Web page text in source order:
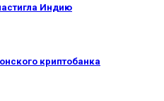
Индию
криптобанка